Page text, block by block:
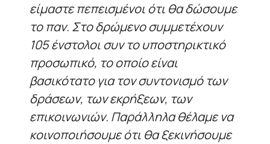
είμαστε πεπεισμένοι ότι θα δώσουμε
το παν. Στο δρώμενο συμμετέχουν
105 ένστολοι συν το υποστηρικτικό
προσωπικό, το οποίο είναι
βασικότατο για τον συντονισμό των
δράσεων, των εκρήξεων, των
επικοινωνιών. Παράλληλα θέλαμε να
κοινοποιήσουμε ότι θα ξεκινήσουμε